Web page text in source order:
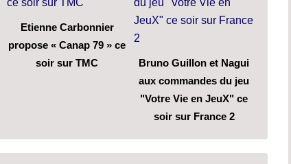
Etienne Carbonnier
propose « Canap 79 » ce
soir sur TMC
Bruno Guillon et Nagui
aux commandes du jeu
"Votre Vie en JeuX" ce
soir sur France 2